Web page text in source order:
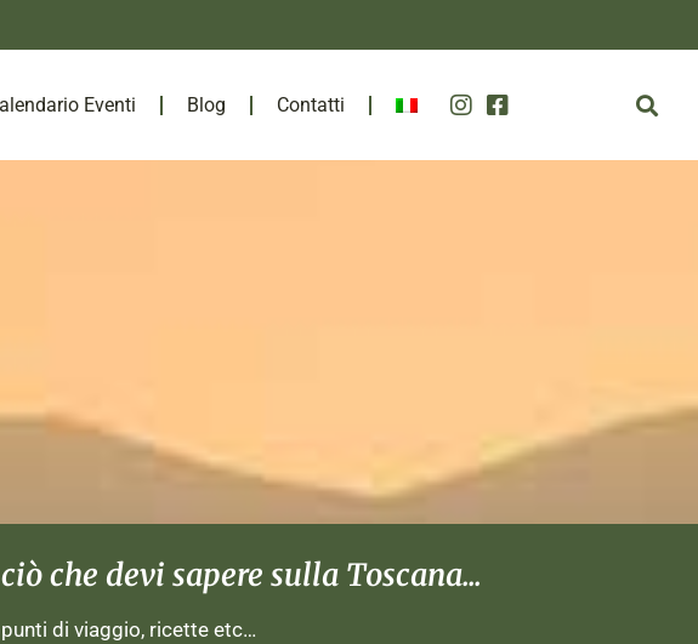
Eventi Blog Contatti
che devi sapere sulla Toscana...
di viaggio, ricette etc…